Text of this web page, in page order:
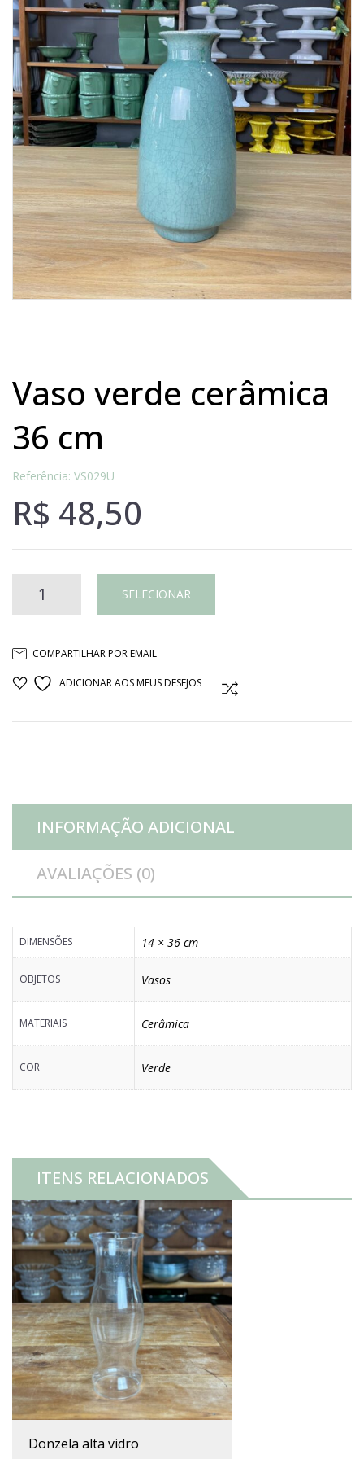
Lost Password
Cadastrar Conta
vaso verde cerâmica
36 cm
Referência: VS029U
R$ 48,50
cerâmica
SELECIONAR
COMPARTILHAR POR EMAIL
ADICIONAR AOS MEUS DESEJOS
INFORMAÇÃO ADICIONAL
AVALIAÇÕES (0)
DIMENSÕES 14 × 36 cm
OBJETOS Vasos
MATERIAIS Cerâmica
COR Verde
ITENS RELACIONADOS
donzela alta vidro